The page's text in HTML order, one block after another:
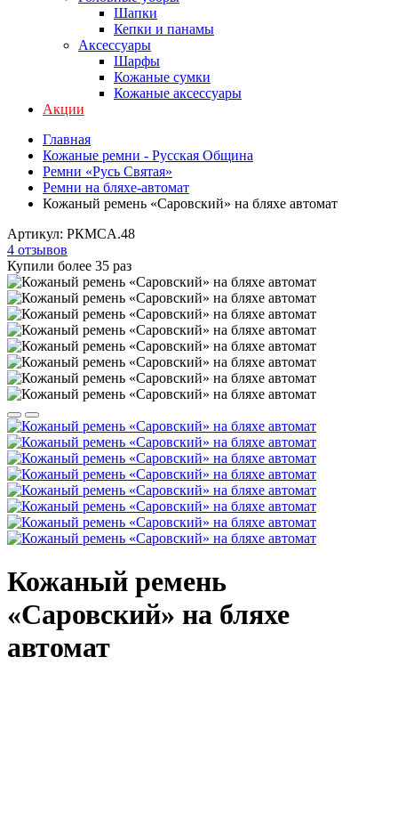
Шапки
Кепки и панамы
Аксессуары
Шарфы
Кожаные сумки
Кожаные аксессуары
Акции
Главная
Кожаные ремни - Русская Община
Ремни «Русь Святая»
Ремни на бляхе-автомат
Кожаный ремень «Саровский» на бляхе автомат
Артикул: РКMСA.48
4 отзывов
Купили более 35 раз
Кожаный ремень
«Саровский» на бляхе
автомат